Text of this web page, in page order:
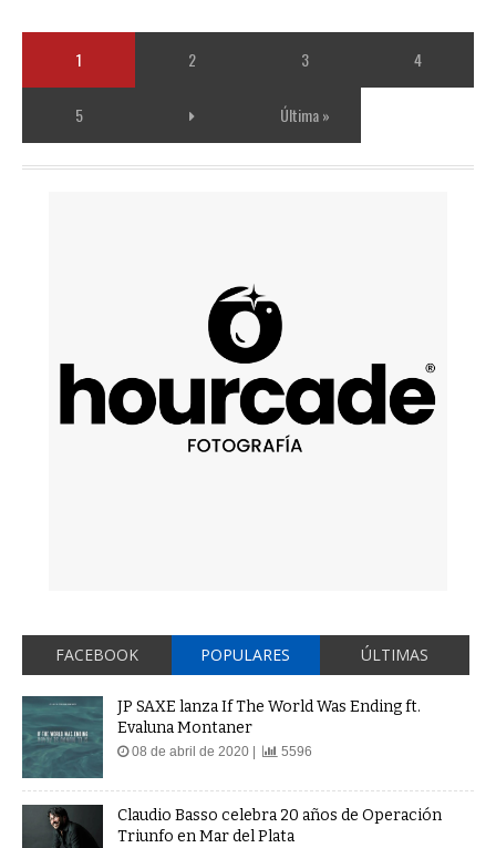
1 2 3 4
5 Última »
FACEBOOK POPULARES ÚLTIMAS
JP SAXE lanza If The World Was Ending ft.
Evaluna Montaner
08 de abril de 2020 | 5596
Claudio Basso celebra 20 años de Operación
Triunfo en Mar del Plata